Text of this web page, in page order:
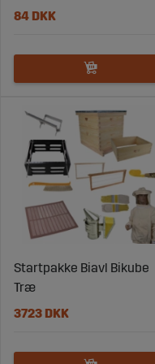
84 DKK
Startpakke Biavl Bikube
Træ
3723 DKK